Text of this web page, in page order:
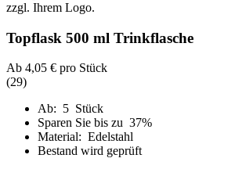
Topflask 500 ml Trinkflasche
Ab 4,05 € pro Stück
(29)
Ab: 5 Stück
Sparen Sie bis zu 37%
Material: Edelstahl
Bestand wird geprüft